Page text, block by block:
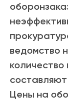
ведомство
Цены на